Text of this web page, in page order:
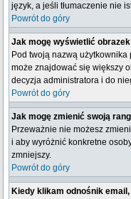
język, a jeśli tłumaczenie nie
Powrót do góry
Jak mogę wyświetlić
Pod twoją nazwą
może znajdować się większy
decyzja administratora i do
Powrót do góry
Jak mogę zmienić swoją
Przeważnie nie możesz
i aby wyróżnić konkretne
zmniejszy.
Powrót do góry
Kiedy klikam odnośnik